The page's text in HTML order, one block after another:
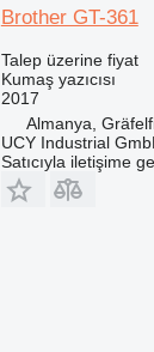
Brother GT-361
Talep üzerine fiyat
Kumaş yazıcısı
2017
Almanya,
UCY Industrial
Satıcıyla iletişime